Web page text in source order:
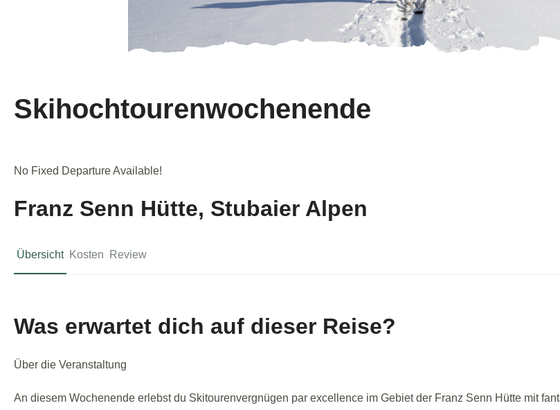
Skihochtourenwochenende
No Fixed Departure Available!
Franz Senn Hütte, Stubaier Alpen
Übersicht Kosten Review
Was erwartet dich auf dieser Reise?
Über die Veranstaltung
An diesem Wochenende erlebst du Skitourenvergnügen par excellence im Gebiet der Franz Senn Hütte mit